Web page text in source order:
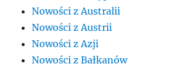
Nowości z Australii
Nowości z Austrii
Nowości z Azji
Nowości z Bałkanów